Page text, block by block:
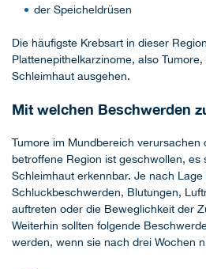
der Speicheldrüsen
Die häufigste Krebsart in dieser
Plattenepithelkarzinome, also
Schleimhaut ausgehen.
Mit welchen Beschwerden
Tumore im Mundbereich verursachen
betroffene Region ist geschwollen, es
Schleimhaut erkennbar. Je nach Lage
Schluckbeschwerden, Blutungen,
auftreten oder die Beweglichkeit der
Weiterhin sollten folgende
werden, wenn sie nach drei Wochen